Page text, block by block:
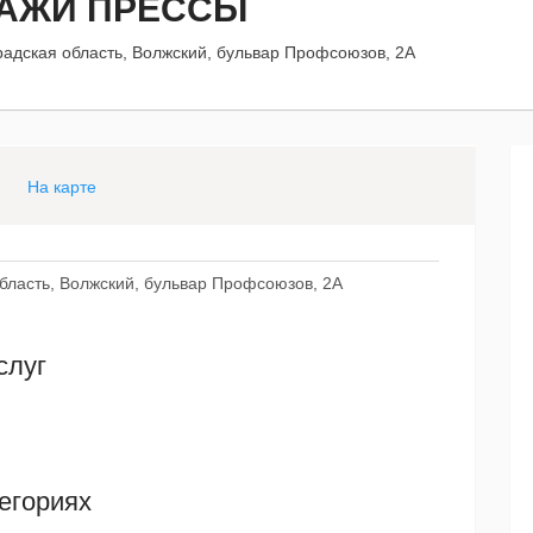
ПРЕССЫ
область, Волжский, бульвар Профсоюзов, 2А
На карте
Волжский, бульвар Профсоюзов, 2А